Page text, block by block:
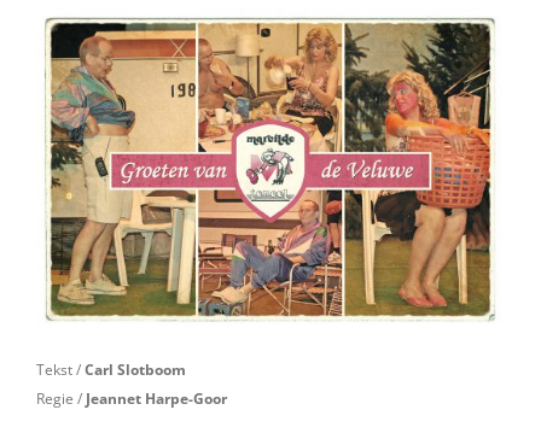
Tekst /Carl Slotboom
Regie / Jeannet Harpe-Goor